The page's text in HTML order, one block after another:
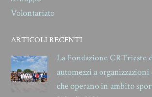
Volontariato
ARTICOLI RECENTI
La Fondazione CRTrieste
automezzi a
che operano in ambito